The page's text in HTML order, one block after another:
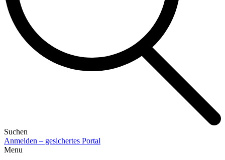
Suchen
Anmelden – gesichertes Portal
Menu